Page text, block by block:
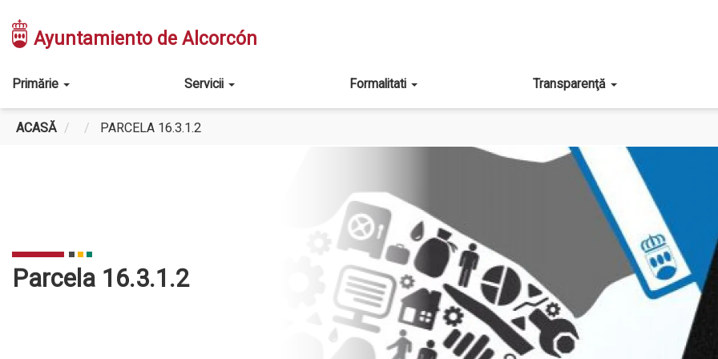
conţinutul
Ayuntamiento de Alcorcón
Main
navigation
Primărie Servicii Formalitati Transparenţă
ACASĂ PARCELA 16.3.1.2
Parcela 16.3.1.2